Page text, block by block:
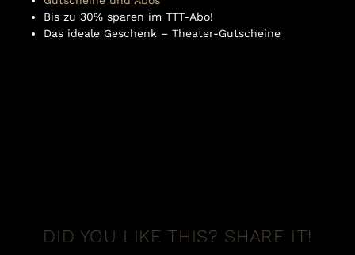
Bis zu 30% sparen im TTT-Abo!
Das ideale Geschenk – Theater-Gutscheine
DID YOU LIKE THIS? SHARE IT!